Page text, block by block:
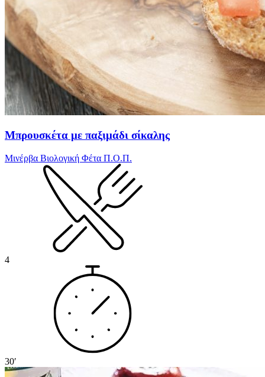
Μπρουσκέτα με παξιμάδι σίκαλης
Μινέρβα Βιολογική Φέτα Π.Ο.Π.
4
30′